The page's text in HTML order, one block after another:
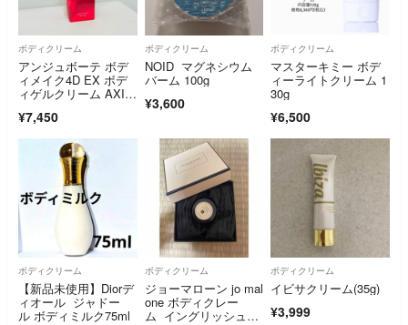
ボディクリーム
アンジュボーテ ボデ
ィメイク4D EX ボデ
ィゲルクリーム AXI
品 ★ 新品未開封
¥7,450
ボディクリーム
NOID マグネシウム
バーム 100g
¥3,600
ボディクリーム
マスターキミー ボデ
ィーライトクリーム 1
30g
¥6,500
ボディクリーム
【新品未使用】Diorデ
ィオール ジャドー
ル ボディミルク75ml
ボディクリーム
ジョーマローン jo mal
one ボディクレー
ム イングリッシュペ
ボディクリーム
イビサクリーム(35g)
¥3,999